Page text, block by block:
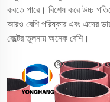
করতে পারে। বিশেষ করে উচ্চ
আরও বেশি পরিষ্কার এবং এদের
বেল্টের তুলনায় অনেক বেশি।